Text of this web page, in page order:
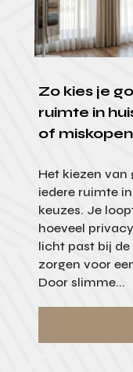
Zo kies je
ruimte in
of
Het kiezen
iedere ruimte
keuzes. Je
hoeveel
licht past bij
zorgen voor
Door slimme...